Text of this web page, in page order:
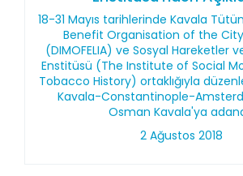
18-31 Mayıs tarihlerinde Kavala
Benefit Organisation of the
(DIMOFELIA) ve Sosyal Hareketler
Enstitüsü (The Institute of Social
Tobacco History) ortaklığıyla
Kavala-Constantinople-
Osman Kavala'ya
2 Ağustos 2018